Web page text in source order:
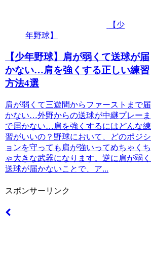
【少
年野球】
【少年野球】肩が弱くて送球が届
かない…肩を強くする正しい練習
方法4選
肩が弱くて三遊間からファーストまで届
かない…外野からの送球が中継プレーま
で届かない…肩を強くするにはどんな練
習がいいの？野球において、どのポジシ
ョンを守っても肩が強いってめちゃくち
ゃ大きな武器になります。逆に肩が弱く
送球が届かないことで、ア...
スポンサーリンク